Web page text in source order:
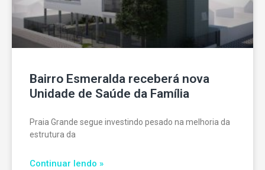
Bairro Esmeralda receberá nova
Unidade de Saúde da Família
Praia Grande segue investindo pesado na melhoria da
estrutura da
Continuar lendo »